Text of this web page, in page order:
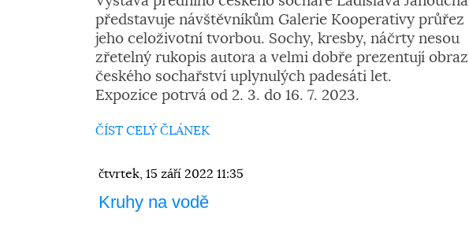
představuje návštěvníkům Galerie Kooperativy průřez
jeho celoživotní tvorbou. Sochy, kresby, náčrty nesou
zřetelný rukopis autora a velmi dobře prezentují obraz
českého sochařství uplynulých padesáti let.
Expozice potrvá od 2. 3. do 16. 7. 2023.
ČÍST CELÝ ČLÁNEK
čtvrtek, 15 září 2022 11:35
Kruhy na vodě